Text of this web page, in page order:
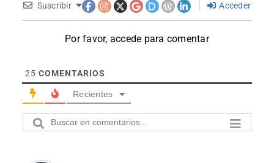
Suscribir Acceder
Por favor, accede para comentar
25 COMENTARIOS
Recientes